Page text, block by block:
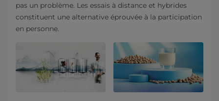
pas un problème. Les essais à distance et hybrides
constituent une alternative éprouvée à la participation
en personne.